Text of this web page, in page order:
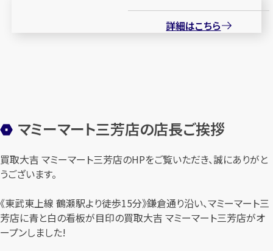
詳細はこちら
マミーマート三芳店の店長ご挨拶
買取大吉 マミーマート三芳店のHPをご覧いただき、誠にありがと
うございます。
《東武東上線 鶴瀬駅より徒歩15分》鎌倉通り沿い、マミーマート三
芳店に青と白の看板が目印の買取大吉 マミーマート三芳店がオ
ープンしました!